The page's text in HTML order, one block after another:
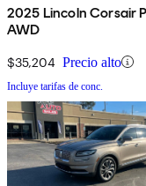
2025 Lincoln Corsair
AWD
$35,204 Precio alto
Incluye tarifas de conc.